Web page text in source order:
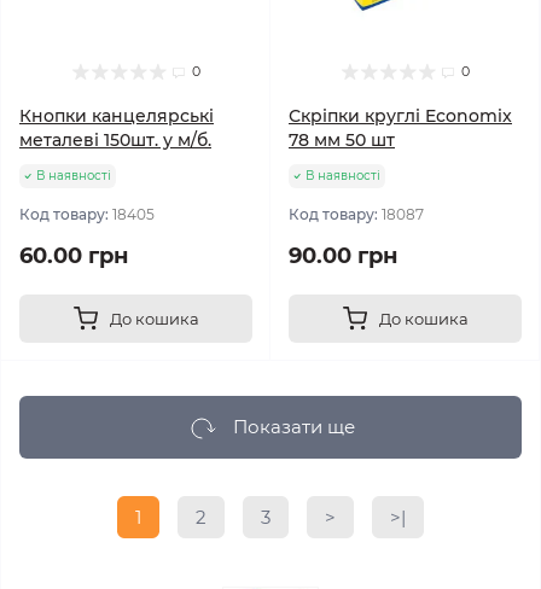
0
Кнопки канцелярські
металеві 150шт. у м/б.
В наявності
Код товару: 18405
60.00 грн
До кошика
0
Скріпки круглі Economix
78 мм 50 шт
В наявності
Код товару: 18087
90.00 грн
До кошика
Показати ще
1 2 3 > >|